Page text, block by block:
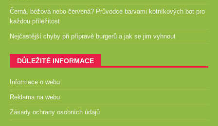
Černá, béžová nebo červená? Průvodce barvami kotníkových bot pro
každou příležitost
Nejčastější chyby při přípravě burgerů a jak se jim vyhnout
DŮLEŽITÉ INFORMACE
Informace o webu
Reklama na webu
Zásady ochrany osobních údajů